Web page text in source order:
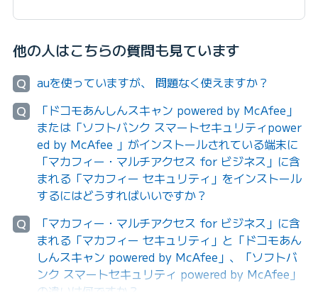
他の人はこちらの質問も見ています
Q
auを使っていますが、 問題なく使えますか？
Q
「ドコモあんしんスキャン powered by McAfee」
または「ソフトバンク スマートセキュリティpower
ed by McAfee 」がインストールされている端末に
「マカフィー・マルチアクセス for ビジネス」に含
まれる「マカフィー セキュリティ」をインストール
するにはどうすればいいですか？
Q
「マカフィー・マルチアクセス for ビジネス」に含
まれる「マカフィー セキュリティ」と「ドコモあん
しんスキャン powered by McAfee」、「ソフトバ
ンク スマートセキュリティ powered by McAfee」
の違いは何ですか？